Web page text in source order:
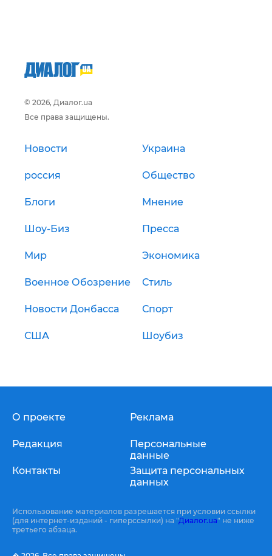
© 2026, Диалог.ua
Все права защищены.
Новости Украина
россия Общество
Блоги Мнение
Шоу-Биз Пресса
Мир Экономика
Военное Обозрение Стиль
Новости Донбасса Спорт
США Шоубиз
О проекте
Редакция
Контакты
Реклама
Персональные
данные
Защита персональных
данных
Использование материалов разрешается при условии ссылки
(для интернет-изданий - гиперссылки) на "Диалог.ua" не ниже
третьего абзаца.